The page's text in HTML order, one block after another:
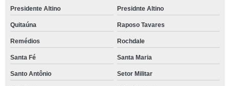
Presidente Altino Presidnte Altino
Quitaúna Raposo Tavares
Remédios Rochdale
Santa Fé Santa Maria
Santo Antônio Setor Militar